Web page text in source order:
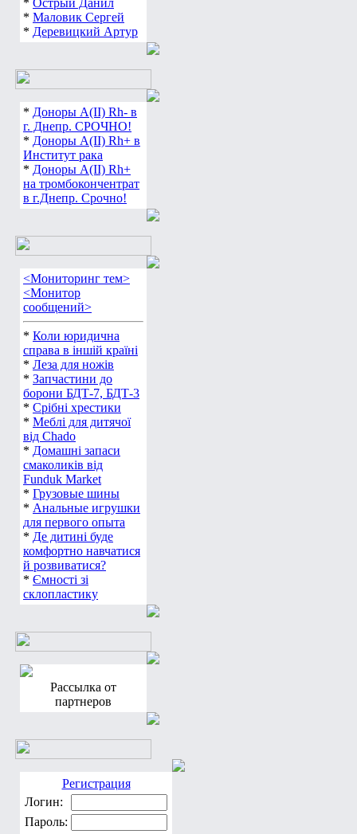
* Острый Данил
* Маловик Сергей
* Деревицкий Артур
* Доноры А(ІІ) Rh- в
г. Днепр. СРОЧНО!
* Доноры А(ІІ) Rh+ в
Институт рака
* Доноры А(ІІ) Rh+
на тромбокончентрат
в г.Днепр. Срочно!
<Мониторинг тем>
<Монитор
сообщений>
* Коли юридична
справа в іншій країні
* Леза для ножів
* Запчастини до
борони БДТ-7, БДТ-3
* Срібні хрестики
* Меблі для дитячої
від Chado
* Домашні запаси
смаколиків від
Funduk Market
* Грузовые шины
* Анальные игрушки
для первого опыта
* Де дитині буде
комфортно навчатися
й розвиватися?
* Ємності зі
склопластику
Рассылка от
партнеров
Регистрация
Логин:
Пароль: